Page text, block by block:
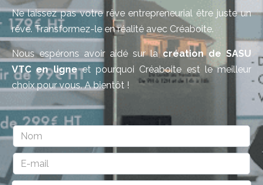
Ne laissez pas votre rêve entrepreneurial être juste un
rêve. Transformez-le en réalité avec Créaboite.
Nous espérons avoir aidé sur la création de SASU
VTC en ligneet pourquoi Créaboite est le meilleur
choix pour vous. A bientôt !